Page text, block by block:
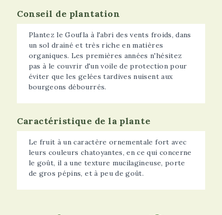
Conseil de plantation
Plantez le Goufla à l'abri des vents froids, dans
un sol drainé et très riche en matières
organiques. Les premières années n'hésitez
pas à le couvrir d'un voile de protection pour
éviter que les gelées tardives nuisent aux
bourgeons débourrés.
Caractéristique de la plante
Le fruit à un caractère ornementale fort avec
leurs couleurs chatoyantes, en ce qui concerne
le goût, il a une texture mucilagineuse, porte
de gros pépins, et à peu de goût.